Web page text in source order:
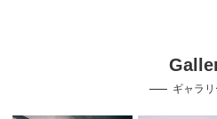
ギャラリ